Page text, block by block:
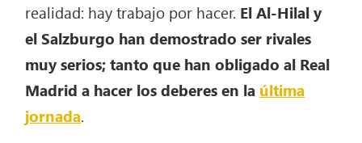
realidad: hay trabajo por hacer. El Al-Hilal y
el Salzburgo han demostrado ser rivales
muy serios; tanto que han obligado al Real
Madrid a hacer los deberes en la última
jornada.